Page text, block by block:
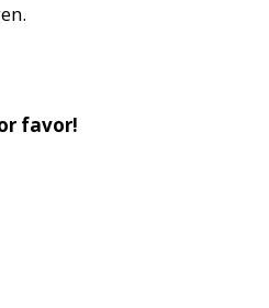
favor!